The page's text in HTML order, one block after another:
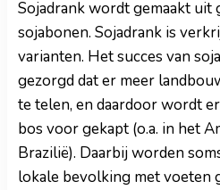
Sojadrank wordt gemaakt uit
sojabonen. Sojadrank is
varianten. Het succes van
gezorgd dat er meer
te telen, en daardoor wordt
bos voor gekapt (o.a. in het
Brazilië). Daarbij worden
lokale bevolking met voeten